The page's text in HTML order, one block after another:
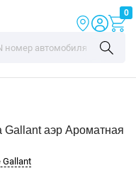
0
Gallant аэр Ароматная